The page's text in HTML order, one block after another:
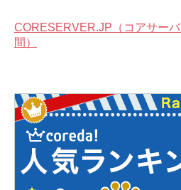
CORESERVER.JP（コアサー
間）